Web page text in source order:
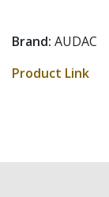
Brand: AUDAC
Product Link